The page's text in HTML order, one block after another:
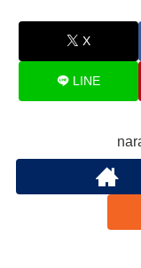
X
LINE